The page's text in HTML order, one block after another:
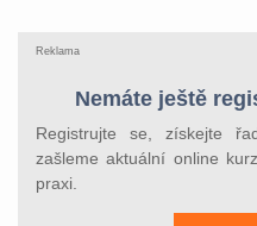
Reklama
Nemáte ještě
Registrujte se, získejte
zašleme aktuální online
praxi.